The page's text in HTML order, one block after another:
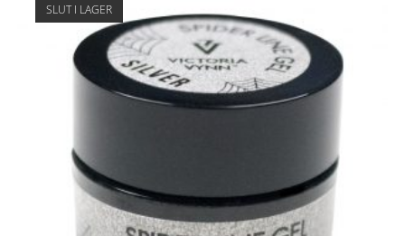
SLUT I LAGER